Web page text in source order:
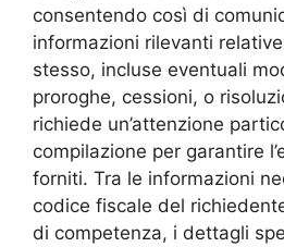
consentendo così di
informazioni rilevanti
stesso, incluse eventuali
proroghe, cessioni, o
richiede un’attenzione
compilazione per garantire
forniti. Tra le informazioni
codice fiscale del
di competenza, i dettagli